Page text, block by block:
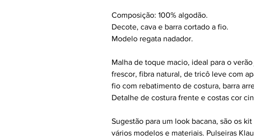
Composição: 100% algodão.
Decote, cava e barra cortado a fio.
Modelo regata nadador.
Malha de toque macio, ideal para o
frescor, fibra natural, de tricô leve com
fio com rebatimento de costura, barra
Detalhe de costura frente e costas cor
Sugestão para um look bacana, são os
vários modelos e materiais. Pulseiras